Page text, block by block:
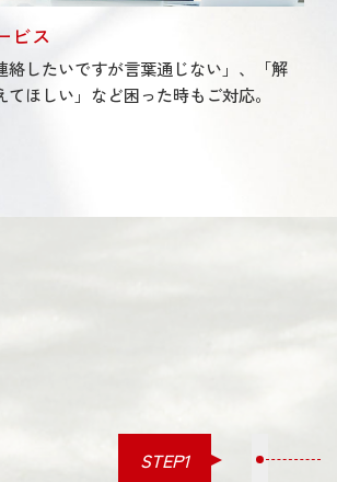
ビス
絡したいですが言葉通じない」、「解
ほしい」など困った時もご対応。
STEP1